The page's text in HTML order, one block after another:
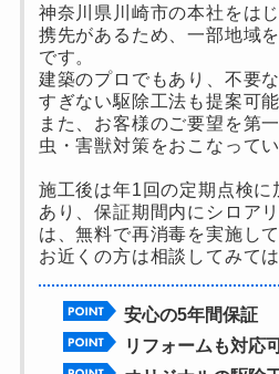
神奈川県川崎市の本社をは
携先があるため、一部地域
です。
建築のプロでもあり、不要
すぎない駆除工法も提案可
また、お客様のご要望を第
虫・害獣対策をおこなってい
施工後は年1回の定期点検に
あり、保証期間内にシロア
は、無料で再消毒を実施して
お近くの方は相談してみて
安心の5年間保証
リフォームも対応